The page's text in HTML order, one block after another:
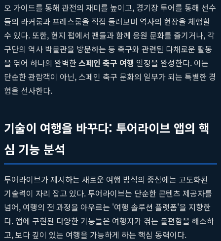
오 가이드를 통해 관전의 재미를 높이고, 경기장 투어를 통해 선수
들의 라커룸과 프레스룸을 직접 둘러보며 역사의 현장을 체험할
수 있다. 또한, 현지 펍에서 팬들과 함께 응원 문화를 즐기거나, 각
구단의 역사 박물관을 방문하는 등 축구와 관련된 다채로운 활동
을 엮어 하나의 완벽한스페인 축구 여행 일정을 완성한다. 이는
단순한 관람객이 아닌, 스페인 축구 문화의 일부가 되는 특별한 경
험을 선사한다.
기술이 여행을 바꾸다: 투어라이브 앱의 핵
심 기능 분석
투어라이브가 제시하는 새로운 여행 방식의 중심에는 고도화된
기술력이 자리 잡고 있다. 투어라이브는 단순한 콘텐츠 제공자를
넘어, 여행의 전 과정을 아우르는 '여행 솔루션 플랫폼'을 지향한
다. 앱에 구현된 다양한 기능들은 여행자가 겪는 불편함을 해소하
고, 보다 깊이 있는 여행을 가능하게 하는 핵심 동력이다.